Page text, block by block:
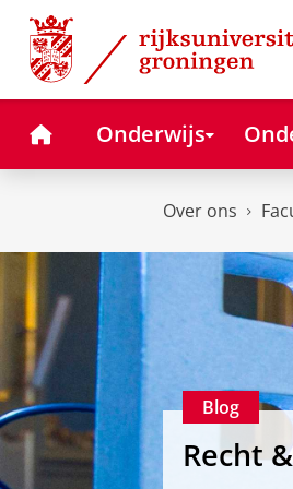
Skip
Content
Skip
Navigation
HomeOnderwijs
Over ons
Blog
Recht